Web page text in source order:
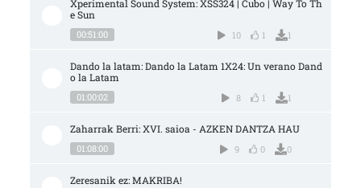
Xperimental Sound System: XSS324 | Cubo | Way To Th
e Sun
00:51:00 10 1 1
Dando la latam: Dando la Latam 1X24: Un verano Dand
o la Latam
01:00:02 8 1 1
Zaharrak Berri: XVI. saioa - AZKEN DANTZA HAU
01:08:00 9 0 0
Zeresanik ez: MAKRIBA!